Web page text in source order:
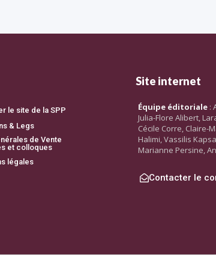
le site de la SPP
& Legs
de Vente
et colloques
légales
Site internet
Équipe éditoriale :
Julia-Flore Alibert,
Cécile Corre, Claire-
Halimi, Vassilis
Marianne Persine,
Contacter le